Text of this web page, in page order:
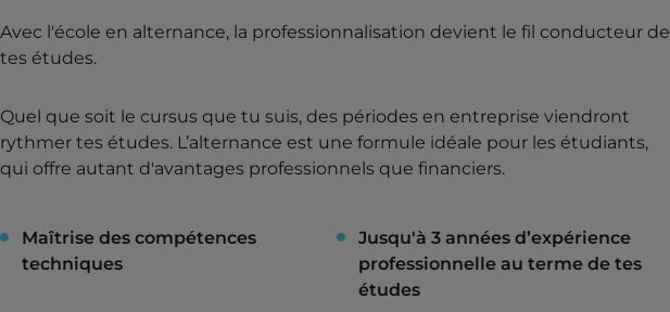
Avec l'école en alternance, la professionnalisation devient le fil conducteur de
tes études.
Quel que soit le cursus que tu suis, des périodes en entreprise viendront
rythmer tes études. L’alternance est une formule idéale pour les étudiants,
qui offre autant d'avantages professionnels que financiers.
Maîtrise des compétences
techniques
Jusqu'à 3 années d’expérience
professionnelle au terme de tes
études